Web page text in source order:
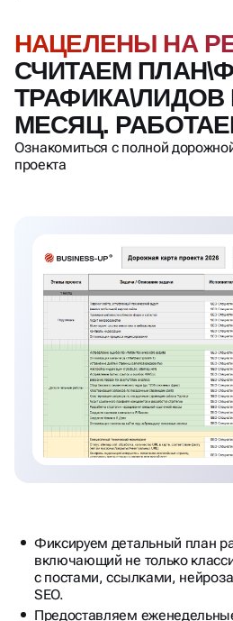
СЧИТАЕМ
ТРАФИКА\ЛИДОВ
МЕСЯЦ.
Ознакомиться с полной
проекта
с постами, ссылками,
SEO.
Предоставляем
с прозрачным списком работ